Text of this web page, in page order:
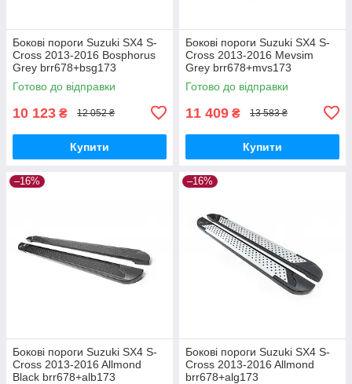
Бокові пороги Suzuki SX4 S-
Cross 2013-2016 Bosphorus
Grey brr678+bsg173
Готово до відправки
10 123 ₴ 12 052 ₴
Купити
Бокові пороги Suzuki SX4 S-
Cross 2013-2016 Mevsim
Grey brr678+mvs173
Готово до відправки
11 409 ₴ 13 583 ₴
Купити
–16%
Бокові пороги Suzuki SX4 S-
Cross 2013-2016 Allmond
Black brr678+alb173
–16%
Бокові пороги Suzuki SX4 S-
Cross 2013-2016 Allmond
brr678+alg173